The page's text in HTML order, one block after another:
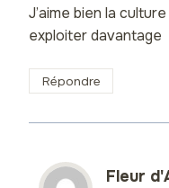
J’aime bien la
exploiter davantage
Répondre
Fleur